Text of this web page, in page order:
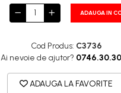
ADAUGA IN
Cod Produs: C3736
Ai nevoie de ajutor?
ADAUGA LA FAVORITE